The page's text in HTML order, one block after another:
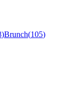
)Brunch(105)